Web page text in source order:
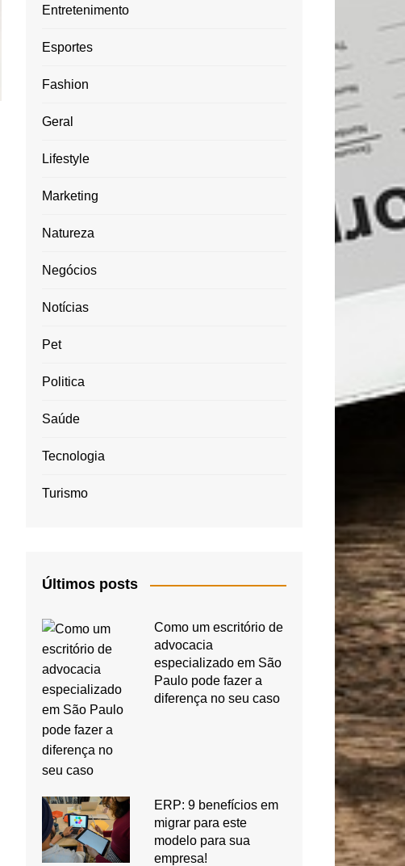
Entretenimento
Esportes
Fashion
Geral
Lifestyle
Marketing
Natureza
Negócios
Notícias
Pet
Politica
Saúde
Tecnologia
Turismo
Últimos posts
Como um escritório de
advocacia
especializado em São
Paulo pode fazer a
diferença no seu caso
ERP: 9 benefícios em
migrar para este
modelo para sua
empresa!